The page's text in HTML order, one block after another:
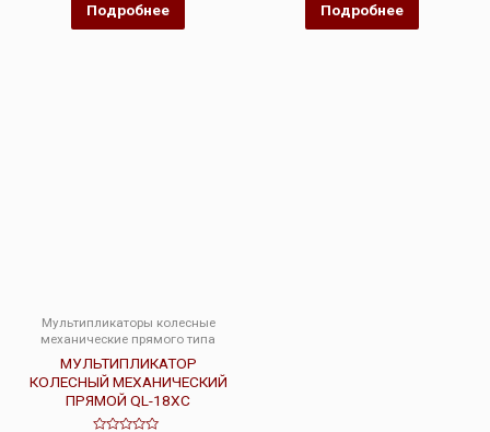
из
Подробнее
из
Подробнее
Мультипликаторы колесные
механические прямого типа
МУЛЬТИПЛИКАТОР
КОЛЕСНЫЙ МЕХАНИЧЕСКИЙ
ПРЯМОЙ QL-18XC